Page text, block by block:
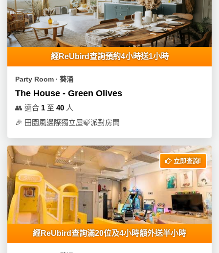
經ReUbird查詢預約4小時送1小時
Party Room ∙ 葵涌
The House - Green Olives
👥 適合 1 至 40 人
🎉 田園風邊際獨立屋🍃派對房間
立即查詢!
經ReUbird查詢滿20位及4小時額外送半小時